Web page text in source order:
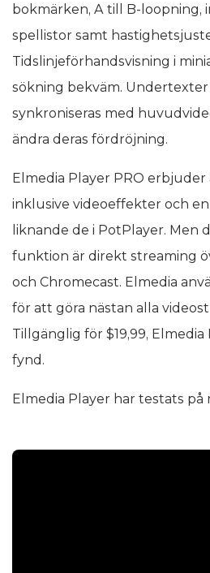
bokmärken, A till B-loopning,
spellistor samt
Tidslinjeförhandsvisning i
sökning bekväm.
synkroniseras med
ändra deras fördröjning.
Elmedia Player PRO
inklusive videoeffekter och
liknande de i PotPlayer. Men
funktion är direkt streaming
och Chromecast. Elmedia
för att göra nästan alla
Tillgänglig för $19,99,
fynd.
Elmedia Player har testats på